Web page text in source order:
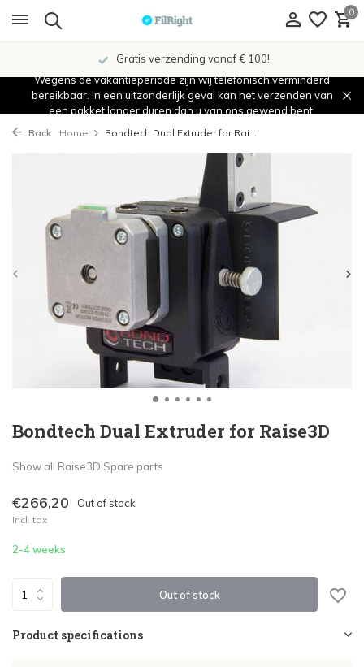
0
Gratis verzending vanaf € 100!
Wegens de vakantieperiode zijn wij telefonisch verminderd
bereikbaar. In een uitzonderlijk geval kan het verzenden van
een pakket langer duren dan u van ons gewend bent.
Back Home Bondtech Dual Extruder for Rai...
Bondtech Dual Extruder for Raise3D
Show all Raise3D Spare parts
€266,20 Out of stock
Incl. tax
2-4 weeks
Out of stock
Product specifications